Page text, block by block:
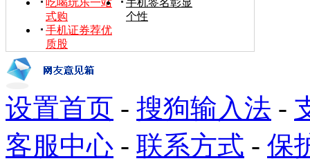
式购
个性
手机证券荐优
质股
设置首页 - 搜狗输入法 -
客服中心 - 联系方式 - 保